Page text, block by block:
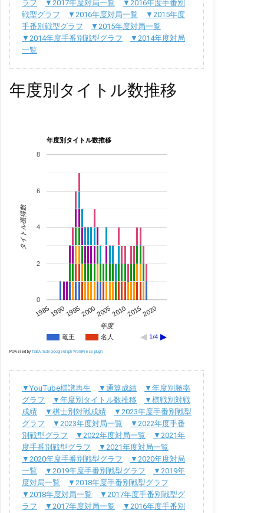
ラフ ▼2017年度対局一覧
▼2016年度手番別
戦型グラフ
▼2016年度対局一覧
▼2015年度
手番別戦型グラフ
▼2015年度対局一覧
▼2014年度手番別戦型グラフ
▼2014年度対局
一覧
年度別タイトル数推移
年度別タイトル数推移
竜王 名人 1/4
19851990199520002005201020152020
0
2
4
6
8
年度
タイトル獲得数
Powered byTSBA.mobi GoogleGraph WordPress plugin
▼YouTube棋譜再生 ▼通算成績
▼年度別勝率
グラフ
▼年度別タイトル数推移
▼棋戦別対戦
成績
▼棋士別対戦成績
▼2023年度手番別戦型
グラフ
▼2023年度対局一覧
▼2022年度手番
別戦型グラフ
▼2022年度対局一覧
▼2021年
度手番別戦型グラフ
▼2021年度対局一覧
▼2020年度手番別戦型グラフ
▼2020年度対局
一覧
▼2019年度手番別戦型グラフ
▼2019年
度対局一覧
▼2018年度手番別戦型グラフ
▼2018年度対局一覧
▼2017年度手番別戦型グ
ラフ
▼2017年度対局一覧
▼2016年度手番別